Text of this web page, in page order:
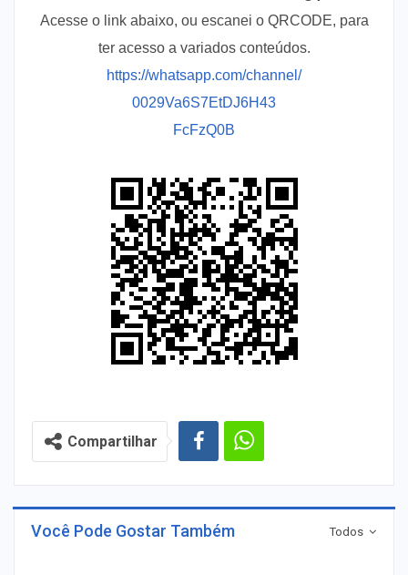
Acesse o link abaixo, ou escanei o QRCODE, para
ter acesso a variados conteúdos.
https://whatsapp.com/channel/
0029Va6S7EtDJ6H43
FcFzQ0B
Compartilhar
Todos
Você Pode Gostar Também